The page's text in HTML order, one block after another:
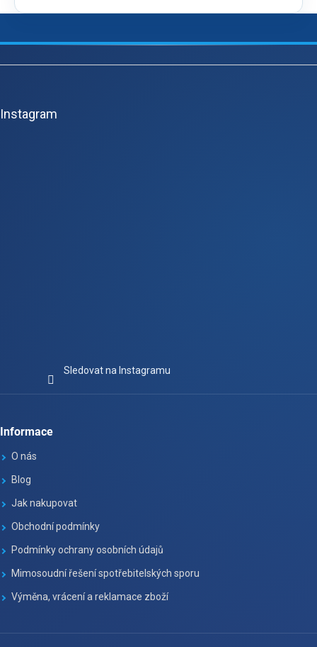
Z
Instagram
Sledovat na Instagramu
Informace
O nás
Blog
Jak nakupovat
Obchodní podmínky
Podmínky ochrany osobních údajů
Mimosoudní řešení spotřebitelských sporu
Výměna, vrácení a reklamace zboží